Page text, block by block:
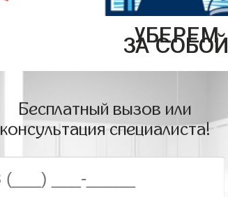
УБЕРЕМ
ЗА СОБОЙ
Бесплатный вызов или
консультация специалиста!